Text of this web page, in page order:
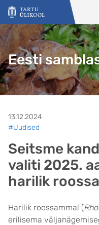
Liigu edasi põhisisu juurde
Eesti
13.12.2024
#Uudised
Seitsme
valiti 2025.
harilik
Harilik roossammal (
erilisema